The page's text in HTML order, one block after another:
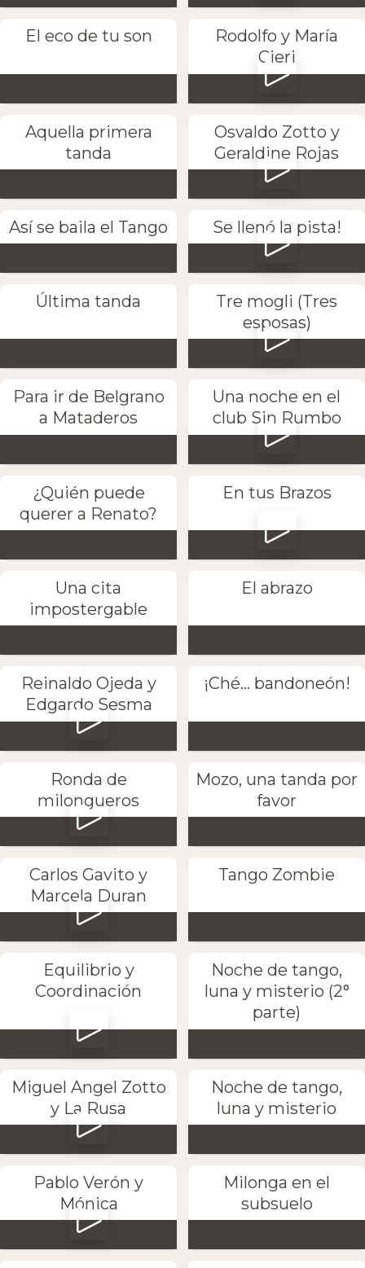
El eco de tu son
Rodolfo y María
Cieri
Aquella primera
tanda
Osvaldo Zotto y
Geraldine Rojas
Así se baila el Tango Se llenó la pista!
Última tanda
Tre mogli (Tres
esposas)
Para ir de Belgrano
a Mataderos
Una noche en el
club Sin Rumbo
¿Quién puede
querer a Renato?
En tus Brazos
Una cita
impostergable
El abrazo
Reinaldo Ojeda y
Edgardo Sesma
¡Ché... bandoneón!
Ronda de
milongueros
Mozo, una tanda por
favor
Carlos Gavito y
Marcela Duran
Tango Zombie
Equilibrio y
Coordinación
Noche de tango,
luna y misterio (2°
parte)
Miguel Angel Zotto
y La Rusa
Noche de tango,
luna y misterio
Pablo Verón y
Mónica
Milonga en el
subsuelo